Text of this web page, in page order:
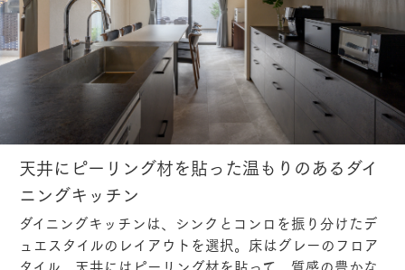
天井にピーリング材を貼った温もりのあるダイ
ニングキッチン
ダイニングキッチンは、シンクとコンロを振り分けたデ
ュエスタイルのレイアウトを選択。床はグレーのフロア